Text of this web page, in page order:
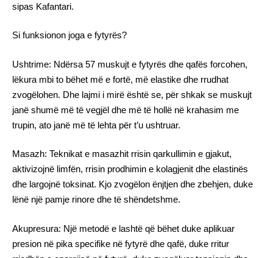
sipas Kafantari.
Si funksionon joga e fytyrës?
Ushtrime: Ndërsa 57 muskujt e fytyrës dhe qafës forcohen,
lëkura mbi to bëhet më e fortë, më elastike dhe rrudhat
zvogëlohen. Dhe lajmi i mirë është se, për shkak se muskujt
janë shumë më të vegjël dhe më të hollë në krahasim me
trupin, ato janë më të lehta për t’u ushtruar.
Masazh: Teknikat e masazhit rrisin qarkullimin e gjakut,
aktivizojnë limfën, rrisin prodhimin e kolagjenit dhe elastinës
dhe largojnë toksinat. Kjo zvogëlon ënjtjen dhe zbehjen, duke
lënë një pamje rinore dhe të shëndetshme.
Akupresura: Një metodë e lashtë që bëhet duke aplikuar
presion në pika specifike në fytyrë dhe qafë, duke rritur